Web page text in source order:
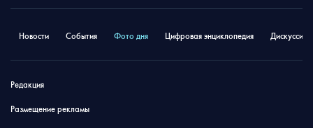
Новости События Фото дня Цифровая энциклопедия
Редакция
Размещение рекламы